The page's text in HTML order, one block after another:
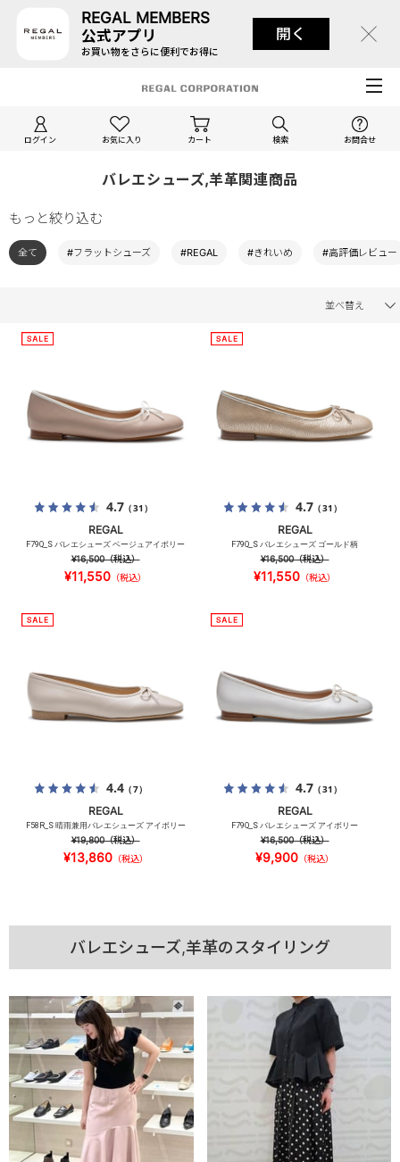
REGAL MEMBERS
公式アプリ
お買い物をさらに便利でお得に
開く
ログイン お気に入り カート 検索 お問合せ
バレエシューズ,羊革関連商品
もっと絞り込む
全て #フラットシューズ #REGAL #きれいめ #高評価レビュー
並べ替え
4.7（31）
REGAL
F79Q_S バレエシューズ ベージュアイボリー
¥16,500（税込）
¥11,550 （税込）
4.7（31）
REGAL
F79Q_S バレエシューズ ゴールド柄
¥16,500（税込）
¥11,550 （税込）
4.4（7）
REGAL
F58R_S 晴雨兼用バレエシューズ アイボリー
¥19,800（税込）
¥13,860（税込）
4.7（31）
REGAL
F79Q_S バレエシューズ アイボリー
¥16,500（税込）
¥9,900 （税込）
バレエシューズ,羊革のスタイリング